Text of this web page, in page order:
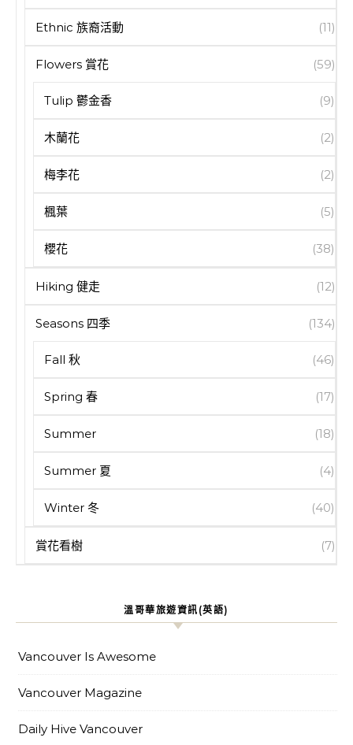
Ethnic 族裔活動 (11)
Flowers 賞花 (59)
Tulip 鬱金香 (9)
木蘭花 (2)
梅李花 (2)
楓葉 (5)
櫻花 (38)
Hiking 健走 (12)
Seasons 四季 (134)
Fall 秋 (46)
Spring 春 (17)
Summer (18)
Summer 夏 (4)
Winter 冬 (40)
賞花看樹 (7)
溫哥華旅遊資訊(英語)
Vancouver Is Awesome
Vancouver Magazine
Daily Hive Vancouver